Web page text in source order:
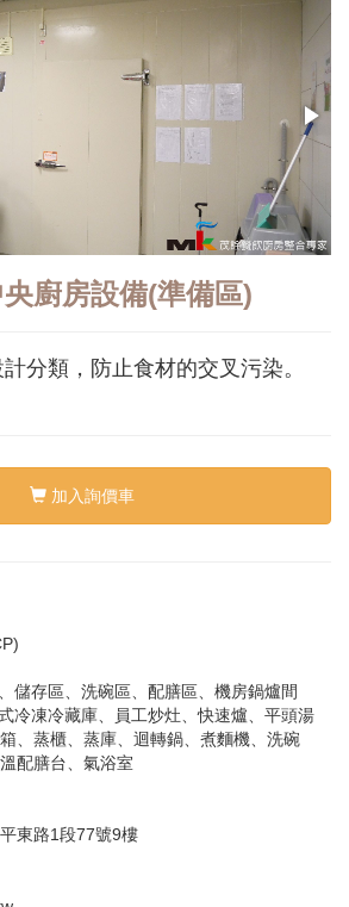
廚房設備(準備區)
分類，防止食材的交叉污染。
加入詢價車
儲存區、洗碗區、配膳區、機房鍋爐間
冷凍冷藏庫、員工炒灶、快速爐、平頭湯
、蒸櫃、蒸庫、迴轉鍋、煮麵機、洗碗
配膳台、氣浴室
東路1段77號9樓